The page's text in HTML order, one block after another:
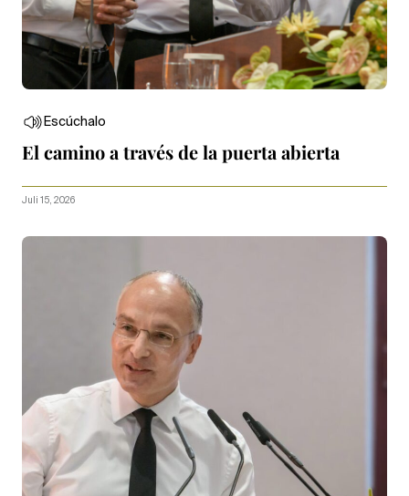
Escúchalo
El camino a través de la puerta abierta
Juli 15, 2026